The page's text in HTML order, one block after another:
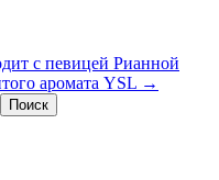
с певицей Рианной
аромата YSL →